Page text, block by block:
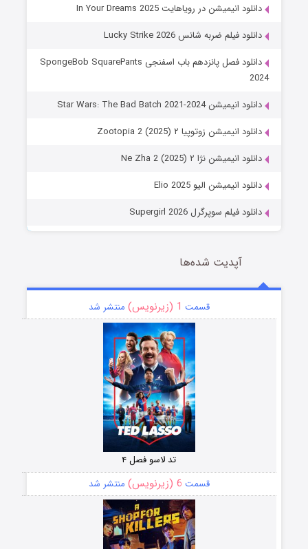
دانلود انیمیشن در رویاهایت In Your Dreams 2025
دانلود فیلم ضربه شانس Lucky Strike 2026
دانلود فصل پانزدهم باب اسفنجی SpongeBob SquarePants
2024
دانلود انیمیشن Star Wars: The Bad Batch 2021-2024
دانلود انیمیشن زوتوپیا ۲ Zootopia 2 (2025)
دانلود انیمیشن نژا ۲ Ne Zha 2 (2025)
دانلود انیمیشن الیو Elio 2025
دانلود فیلم سوپرگرل Supergirl 2026
آپدیت شده‌ها
قسمت 1 (زیرنویس) منتشر شد
تد لاسو فصل ۴
قسمت 6 (زیرنویس) منتشر شد